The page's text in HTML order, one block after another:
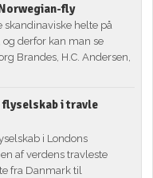
fly
helte på
og derfor kan man se
Brandes, H.C. Andersen,
i travle
i Londons
af verdens travleste
fra Danmark til